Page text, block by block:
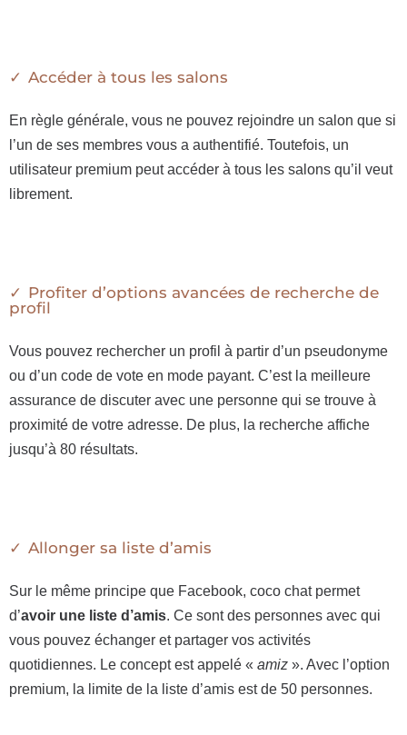
Accéder à tous les salons
En règle générale, vous ne pouvez rejoindre un salon que si
l’un de ses membres vous a authentifié. Toutefois, un
utilisateur premium peut accéder à tous les salons qu’il veut
librement.
Profiter d’options avancées de recherche de
profil
Vous pouvez rechercher un profil à partir d’un pseudonyme
ou d’un code de vote en mode payant. C’est la meilleure
assurance de discuter avec une personne qui se trouve à
proximité de votre adresse. De plus, la recherche affiche
jusqu’à 80 résultats.
Allonger sa liste d’amis
Sur le même principe que Facebook, coco chat permet
d’avoir une liste d’amis. Ce sont des personnes avec qui
vous pouvez échanger et partager vos activités
quotidiennes. Le concept est appelé « amiz ». Avec l’option
premium, la limite de la liste d’amis est de 50 personnes.